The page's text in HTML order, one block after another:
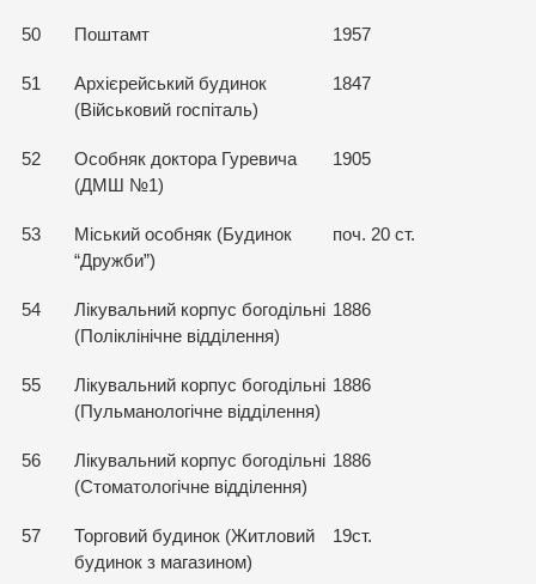
50 Поштамт 1957
51
Архієрейський будинок
(Військовий госпіталь)
1847
52
Особняк доктора Гуревича
(ДМШ №1)
1905
53
Міський особняк (Будинок
“Дружби”)
поч. 20 ст.
54
Лікувальний корпус богодільні
(Поліклінічне відділення)
1886
55
Лікувальний корпус богодільні
(Пульманологічне відділення)
1886
56
Лікувальний корпус богодільні
(Стоматологічне відділення)
1886
57
Торговий будинок (Житловий
будинок з магазином)
19ст.